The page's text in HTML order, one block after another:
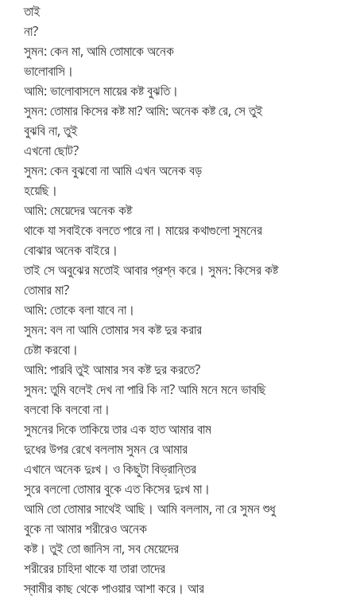
তাই
না?
সুমন: কেন মা, আমি তোমাকে অনেক
ভালোবাসি।
আমি: ভালোবাসলে মায়ের কষ্ট বুঝতি।
সুমন: তোমার কিসের কষ্ট মা? আমি: অনেক কষ্ট রে, সে তুই
বুঝবি না, তুই
এখনো ছোট?
সুমন: কেন বুঝবো না আমি এখন অনেক বড়
হয়েছি।
আমি: মেয়েদের অনেক কষ্ট
থাকে যা সবাইকে বলতে পারে না। মায়ের কথাগুলো সুমনের
বোঝার অনেক বাইরে।
তাই সে অবুঝের মতোই আবার প্রশ্ন করে। সুমন: কিসের কষ্ট
তোমার মা?
আমি: তোকে বলা যাবে না।
সুমন: বল না আমি তোমার সব কষ্ট দুর করার
চেষ্টা করবো।
আমি: পারবি তুই আমার সব কষ্ট দুর করতে?
সুমন: তুমি বলেই দেখ না পারি কি না? আমি মনে মনে ভাবছি
বলবো কি বলবো না।
সুমনের দিকে তাকিয়ে তার এক হাত আমার বাম
দুধের উপর রেখে বললাম সুমন রে আমার
এখানে অনেক দুঃখ। ও কিছুটা বিভ্রান্তির
সুরে বললো তোমার বুকে এত কিসের দুঃখ মা।
আমি তো তোমার সাথেই আছি। আমি বললাম, না রে সুমন শুধু
বুকে না আমার শরীরেও অনেক
কষ্ট। তুই তো জানিস না, সব মেয়েদের
শরীরের চাহিদা থাকে যা তারা তাদের
স্বামীর কাছ থেকে পাওয়ার আশা করে। আর